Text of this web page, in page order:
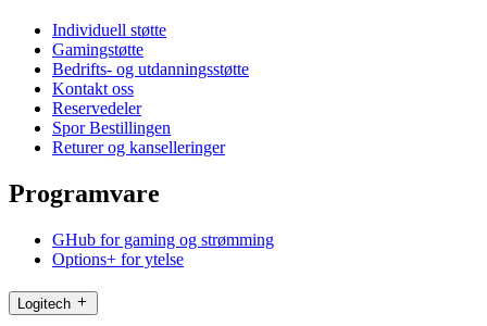
Individuell støtte
Gamingstøtte
Bedrifts- og utdanningsstøtte
Kontakt oss
Reservedeler
Spor Bestillingen
Returer og kanselleringer
Programvare
GHub for gaming og strømming
Options+ for ytelse
Logitech